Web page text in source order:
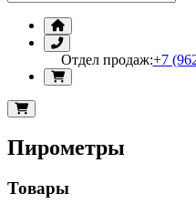
Отдел продаж:+7
Пирометры
Товары